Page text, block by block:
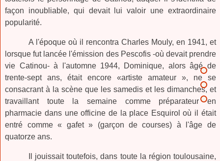
façon inoubliable, qui devait lui valoir une extraordinaire
popularité.
A l'époque où il rencontra Charles Mouly, en 1941, et
lorsque fut lancée l'émission des Pescofis -où devait prendre
vie Catinou- à l'automne 1944, Dominique, alors âgé de
trente-sept ans, était encore «artiste amateur », ne se
consacrant à la scène que les samedis et les dimanches, et
travaillant toute la semaine comme préparateur en
pharmacie dans une officine de la place Esquirol où il était
entré comme « gafet » (garçon de courses) à l'âge de
quatorze ans.
Il jouissait toutefois, dans toute la région toulousaine,